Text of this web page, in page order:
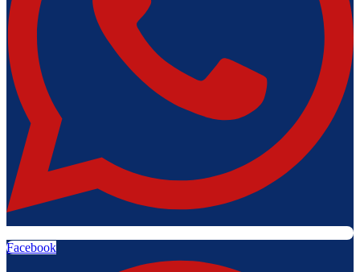
Facebook